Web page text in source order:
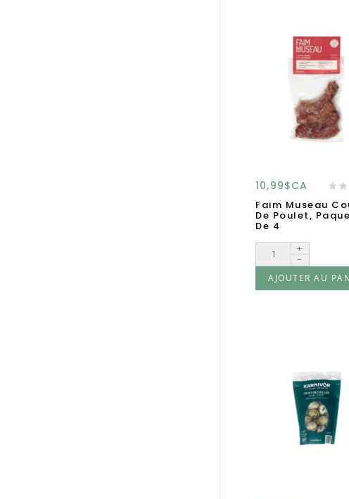
10,99$CA
Faim Museau
De Poulet,
De 4
+
-
AJOUTER AU